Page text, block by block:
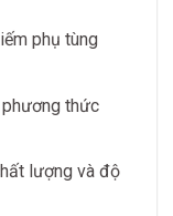
phụ tùng
phương thức
lượng và độ